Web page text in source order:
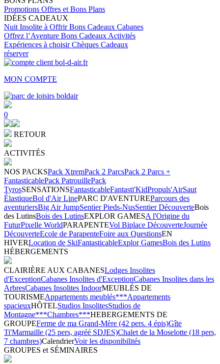
Promotions Offres et Bons Plans
IDÉES CADEAUX
Nuit Insolite à OffrirBons Cadeaux Cabanes
Offrez l’Aventure Bons Cadeaux Activités
Expériences à choisirChèques Cadeaux
réserver
MON COMPTE
0
RETOUR
ACTIVITÉS
NOS PACKSPack XtremPack 2 ParcsPack 2 Parcs +
FantasticablePack PatrouillePack
TyrosSENSATIONSFantasticableFantasti'KidPropuls'AirSaut
ÉlastiqueBol d'Air LinePARC D'AVENTUREParcours des
aventuriersBig Air JumpSentier Pieds-NusSentier DécouverteBois
des LutinsBois des LutinsEXPLOR GAMESA l'Origine du
FuturPixelle WorldPARAPENTEVol Biplace DécouverteJournée
DécouverteEcole de ParapenteFoire aux QuestionsEN
HIVERLocation de SkiFantasticableExplor GamesBois des Lutins
HÉBERGEMENTS
CLAIRIÈRE AUX CABANESLodges Insolites
d'ExceptionCabanes Insolites d'ExceptionCabanes Insolites dans les
ArbresCabanes Insolites IndoorMEUBLÉS DE
TOURISMEAppartements meublés***Appartements
spacieuxHÔTELStudios InsolitesStudios de
Montagne***Chambres***HEBERGEMENTS DE
GROUPEFerme de ma Grand-Mère (42 pers. 4 épis)Gîte
Ti'Marmaille (25 pers, agréé SDJES)Chalet de la Moselotte (18 pers,
7 chambres)CalendrierVoir les disponibilités
GROUPES et SÉMINAIRES